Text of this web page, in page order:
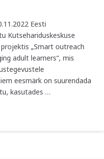
Eesti
Kutsehariduskeskuse
„Smart outreach
adult learners“, mis
eesmärk on suurendada
kasutades …